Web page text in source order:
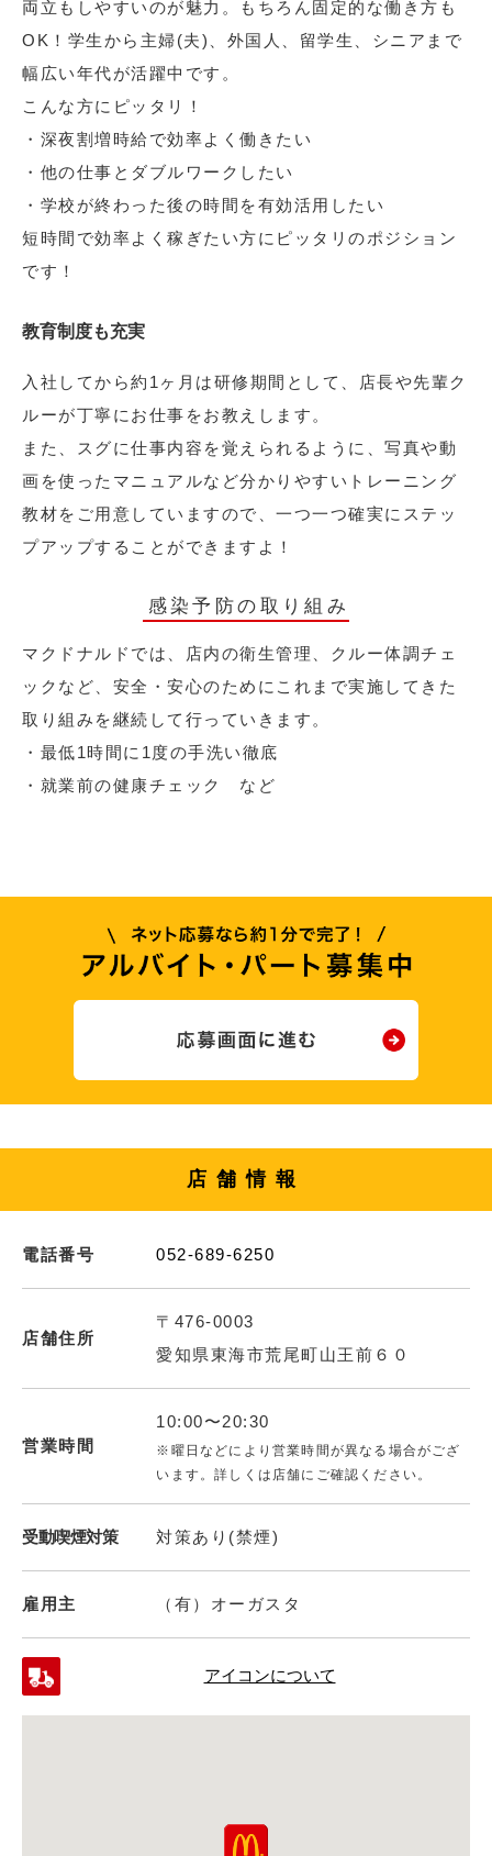
両立もしやすいのが魅力。もちろん固定的な働き方も
OK！学生から主婦(夫)、外国人、留学生、シニアまで
幅広い年代が活躍中です。
こんな方にピッタリ！
・深夜割増時給で効率よく働きたい
・他の仕事とダブルワークしたい
・学校が終わった後の時間を有効活用したい
短時間で効率よく稼ぎたい方にピッタリのポジション
です！
教育制度も充実
入社してから約1ヶ月は研修期間として、店長や先輩ク
ルーが丁寧にお仕事をお教えします。
また、スグに仕事内容を覚えられるように、写真や動
画を使ったマニュアルなど分かりやすいトレーニング
教材をご用意していますので、一つ一つ確実にステッ
プアップすることができますよ！
感染予防の取り組み
マクドナルドでは、店内の衛生管理、クルー体調チェ
ックなど、安全・安心のためにこれまで実施してきた
取り組みを継続して行っていきます。
・最低1時間に1度の手洗い徹底
・就業前の健康チェック など
店舗情報
電話番号 052-689-6250
店舗住所
〒476-0003
愛知県東海市荒尾町山王前６０
営業時間
10:00〜20:30
※曜日などにより営業時間が異なる場合がござ
います。詳しくは店舗にご確認ください。
受動喫煙対策 対策あり(禁煙)
雇用主 （有）オーガスタ
アイコンについて